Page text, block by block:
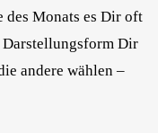
des Monats es Dir oft
Darstellungsform Dir
andere wählen –